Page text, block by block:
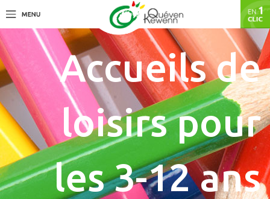
Accueils de
loisirs pour
les 3-12 ans